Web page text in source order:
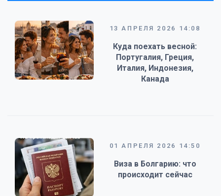
13 АПРЕЛЯ 2026 14:08
Куда поехать весной:
Португалия, Греция,
Италия, Индонезия,
Канада
01 АПРЕЛЯ 2026 14:50
Виза в Болгарию: что
происходит сейчас